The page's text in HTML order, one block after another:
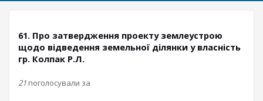
61. Про затвердження проекту землеустрою
щодо відведення земельної ділянки у власність
гр. Колпак Р.Л.
21 поголосували за